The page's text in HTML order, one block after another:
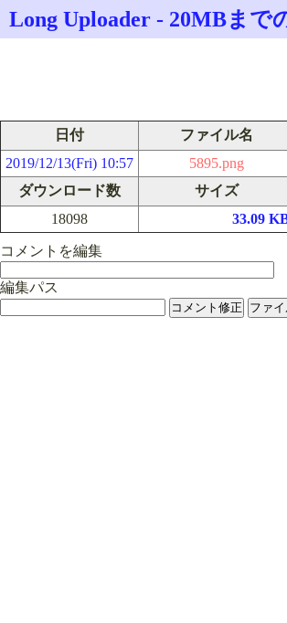
Long Uploader - 20MBま
日付
ファイル名
2019/12/13(Fri) 10:57
5895.png
ダウンロード数
サイズ
18098
33.09
コメントを編集
編集パス